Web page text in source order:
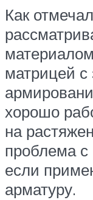
Как
матрицей с
хорошо
на
проблема
если
арматуру.